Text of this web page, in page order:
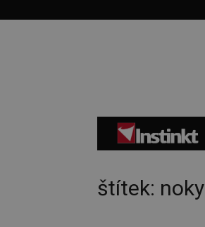
štítek: noky